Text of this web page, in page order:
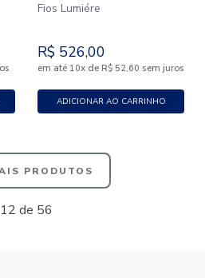
Fios Lumiére
R$ 526,00
em até 10x de R$ 52,60 sem juros
ADICIONAR AO CARRINHO
PRODUTOS
12 de 56